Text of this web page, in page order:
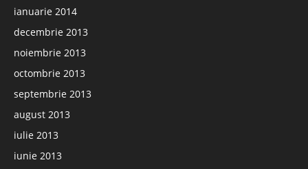
ianuarie 2014
decembrie 2013
noiembrie 2013
octombrie 2013
septembrie 2013
august 2013
iulie 2013
iunie 2013